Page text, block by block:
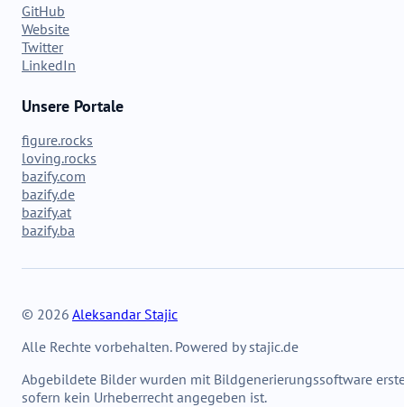
GitHub
Website
Twitter
LinkedIn
Unsere Portale
figure.rocks
loving.rocks
bazify.com
bazify.de
bazify.at
bazify.ba
© 2026 Aleksandar Stajic
Alle Rechte vorbehalten. Powered by stajic.de
Abgebildete Bilder wurden mit Bildgenerierungssoftware
sofern kein Urheberrecht angegeben ist.